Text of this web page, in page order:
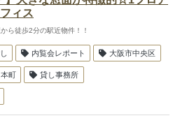
ィス
ら徒歩2分の駅近物件！！
内覧会レポート 大阪市中央区
本町 貸し事務所